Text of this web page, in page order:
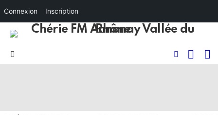
FOLLOW
Connexion Inscription